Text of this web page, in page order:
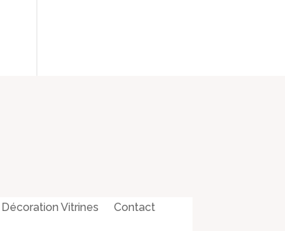
Vitrines
Contact